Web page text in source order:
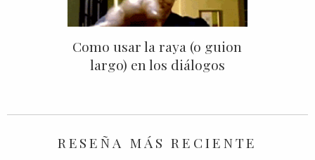
Como usar la raya (o guion
largo) en los diálogos
RESEÑA MÁS RECIENTE